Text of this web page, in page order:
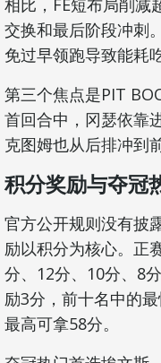
相比，FE短布局削减
交换和最后阶段冲刺
免过早领跑导致能耗吃
第三个焦点是PIT
首回合中，冈瑟依靠
克图姆也从后排冲到
积分奖励与夺冠
官方公开规则没有披
励以积分为核心。正
分、12分、10分、8
励3分，前十名中的
最高可拿58分。